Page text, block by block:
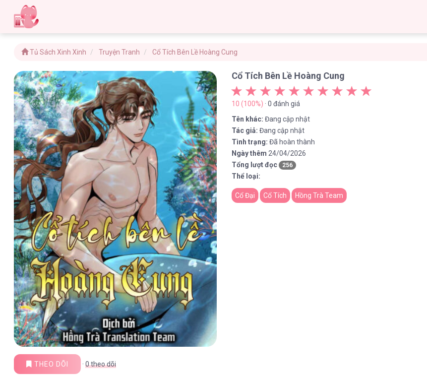
Tủ Sách Xinh Xinh Truyện Tranh Cổ Tích Bên Lề Hoàng Cung
Cổ Tích Bên Lề Hoàng Cung
10 (100%) · 0 đánh giá
Tên khác: Đang cập nhật
Tác giả: Đang cập nhật
Tình trạng: Đã hoàn thành
Ngày thêm 24/04/2026
Tổng lượt đọc
256
Thể loại:
Cổ Đại Cổ Tích Hồng Trà Team
THEO DÕI ·0theo dõi